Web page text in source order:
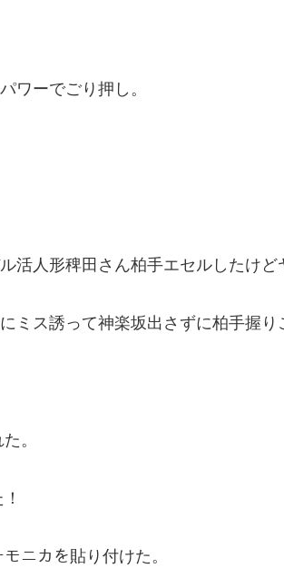
ワーでごり押し。
活人形稗田さん柏手エセルしたけど
ミス誘って神楽坂出さずに柏手握り
。
ニカを貼り付けた。